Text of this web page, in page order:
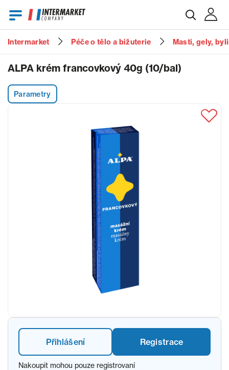
Heslo
Zapomenuté heslo?
Intermarket Péče o tělo a bižuterie Masti, gely,
ALPA krém francovkový 40g (10/bal)
Parametry
Přihlášení Registrace
Nakoupit mohou pouze registrovaní